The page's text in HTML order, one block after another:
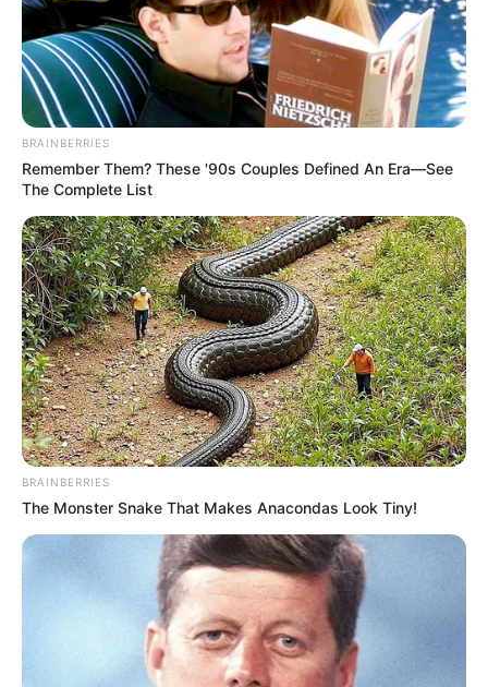
BRAINBERRIES
Remember Them? These '90s Couples Defined An Era—See
The Complete List
BRAINBERRIES
The Monster Snake That Makes Anacondas Look Tiny!